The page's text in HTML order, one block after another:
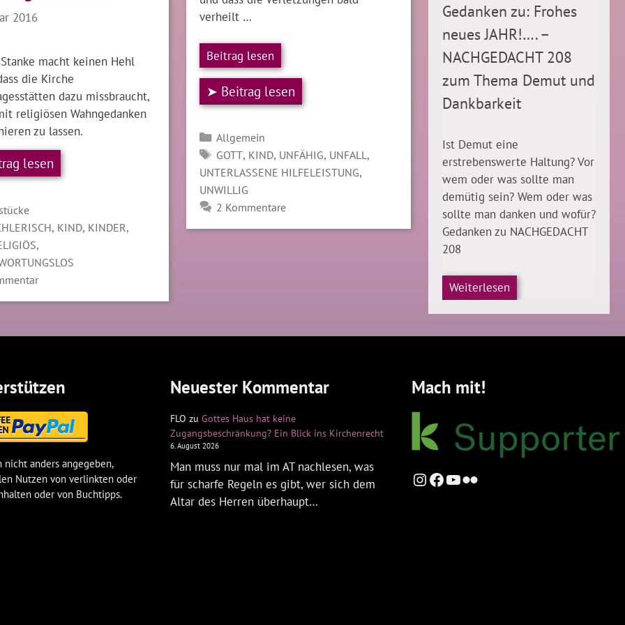
verheilt …
Beitrag lesen
➤ Beitrag lesen
Kategorien
Allgemein
SCHLAGWÖRTER
GOTT, KIND, UNFÄHIG, UNFALL,
UNTERLASSENE HILFELEISTUNG,
UNWILLIG
2 Kommentare
2016
Stanke macht keinen Hehl
die Kirche
dazu missbraucht,
religiösen Wahngedanken
zu lassen.
lesen
, KIND, KINDER,
,
Gedanken zu: Frohes
neues JAHR!…. –
NACHGEDACHT 208
zum Thema Demut und
Dankbarkeit
Ist Demut eine
erstrebenswerte Haltung? Vor
wem oder was sollte man
demütig sein? Wem oder was
sollte man danken und wofür?
Gedanken zu NACHGEDACHT
208
Weiterlesen
nicht anders angegeben,
Nutzen von verlinkten oder
oder von Buchtipps.
Neuester Kommentar
FLO zu Gottes Haus hat keine
Zugangsbeschränkung? Ein Blick ins Kirchenrecht
6. August 2026
Man muss nur mal im AT nachlesen, was
für scharfe Regeln es gibt, wer sich dem
Altar des Herren überhaupt…
Mach mit!
Instagram
Facebook
YouTube
Flickr